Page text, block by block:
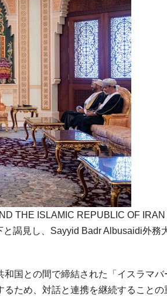
THE ISLAMIC REPUBLIC OF IRAN
謁見し、Sayyid Badr Albusaidi外務
国との間で締結された「イスラマ
ため、対話と連携を継続すること